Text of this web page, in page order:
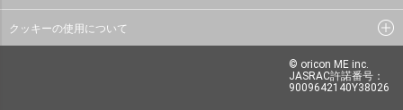
クッキーの使用について
© oricon ME inc.
JASRAC許諾番号：
9009642140Y38026